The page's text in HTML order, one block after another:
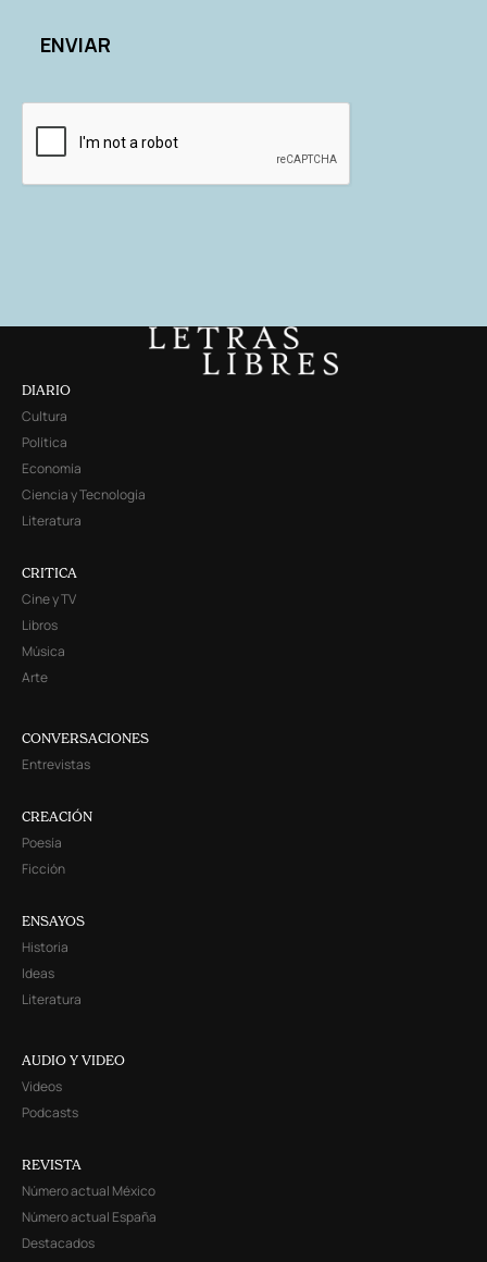
DIARIO
Cultura
Política
Economía
Ciencia y Tecnología
Literatura
CRITICA
Cine y TV
Libros
Música
Arte
CONVERSACIONES
Entrevistas
CREACIÓN
Poesía
Ficción
ENSAYOS
Historia
Ideas
Literatura
AUDIO Y VIDEO
Videos
Podcasts
REVISTA
Número actual México
Número actual España
Destacados